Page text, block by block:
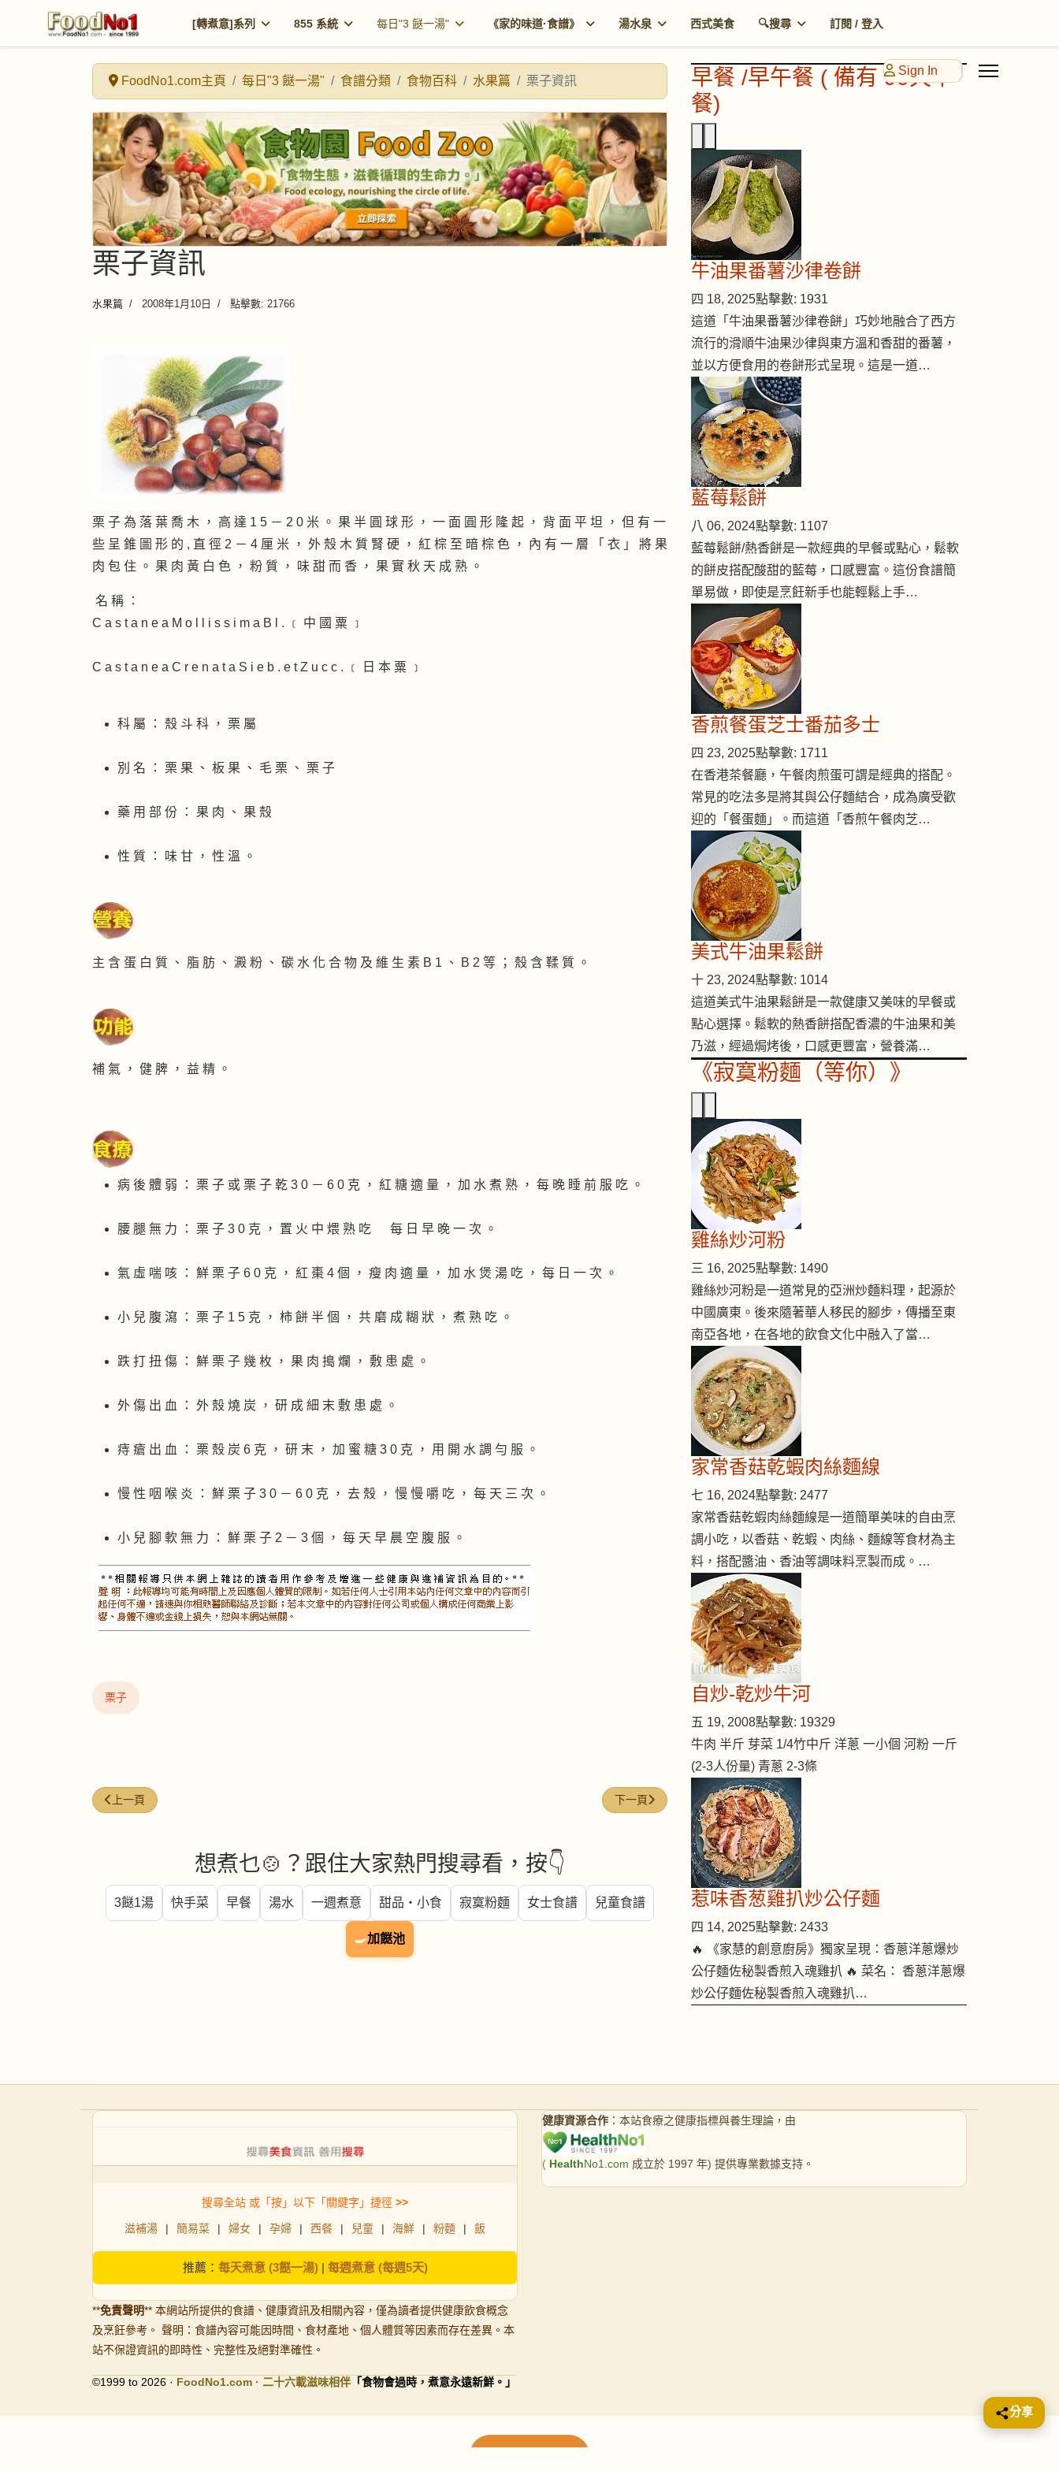
[轉煮意]系列 855 系統 每日"3 餸一湯" 《家的味道·食譜》 湯水泉 西式美食 🔍搜尋 訂閱 / 登入
Sign In
FoodNo1.com主頁 每日"3 餸一湯" 食譜分類 食物百科 水果篇 栗子資訊
栗子資訊
水果篇 2008年1月10日 點擊數: 21766
栗 子 為 落 葉 喬 木 ， 高 達 1 5 － 2 0 米 。 果 半 圓 球 形 ， 一 面 圓 形 隆 起 ， 背 面 平 坦 ， 但 有 一
些 呈 錐 圖 形 的 , 直 徑 2 － 4 厘 米 ， 外 殼 木 質 腎 硬 ， 紅 棕 至 暗 棕 色 ， 內 有 一 層 「 衣 」 將 果
肉 包 住 。 果 肉 黃 白 色 ， 粉 質 ， 味 甜 而 香 ， 果 實 秋 天 成 熟 。
名 稱 ：
C a s t a n e a M o l l i s s i m a B l . ﹝ 中 國 粟 ﹞
C a s t a n e a C r e n a t a S i e b . e t Z u c c . ﹝ 日 本 粟 ﹞
科 屬 ： 殼 斗 科 ， 栗 屬
別 名 ： 栗 果 、 板 果 、 毛 栗 、 栗 子
藥 用 部 份 ： 果 肉 、 果 殼
性 質 ： 味 甘 ， 性 溫 。
主 含 蛋 白 質 、 脂 肪 、 澱 粉 、 碳 水 化 合 物 及 維 生 素 B 1 、 B 2 等 ； 殼 含 鞣 質 。
補 氣 ， 健 脾 ， 益 精 。
病 後 體 弱 ： 栗 子 或 栗 子 乾 3 0 － 6 0 克 ， 紅 糖 適 量 ， 加 水 煮 熟 ， 每 晚 睡 前 服 吃 。
腰 腿 無 力 ： 栗 子 3 0 克 ， 置 火 中 煨 熟 吃 每 日 早 晚 一 次 。
氣 虛 喘 咳 ： 鮮 栗 子 6 0 克 ， 紅 棗 4 個 ， 瘦 肉 適 量 ， 加 水 煲 湯 吃 ， 每 日 一 次 。
小 兒 腹 瀉 ： 栗 子 1 5 克 ， 柿 餅 半 個 ， 共 磨 成 糊 狀 ， 煮 熟 吃 。
跌 打 扭 傷 ： 鮮 栗 子 幾 枚 ， 果 肉 搗 爛 ， 敷 患 處 。
外 傷 出 血 ： 外 殼 燒 炭 ， 研 成 細 末 敷 患 處 。
痔 瘡 出 血 ： 栗 殼 炭 6 克 ， 研 末 ， 加 蜜 糖 3 0 克 ， 用 開 水 調 勻 服 。
慢 性 咽 喉 炎 ： 鮮 栗 子 3 0 － 6 0 克 ， 去 殼 ， 慢 慢 嚼 吃 ， 每 天 三 次 。
小 兒 腳 軟 無 力 ： 鮮 栗 子 2 － 3 個 ， 每 天 早 晨 空 腹 服 。
栗子
上一篇文章: 鮮橙資訊
上一頁 下一篇文章: 蘋果資訊
下一頁
想煮乜🍲？跟住大家熱門搜尋看，按👇
3餸1湯 快手菜 早餐 湯水 一週煮意 甜品・小食 寂寞粉麵 女士食譜 兒童食譜
🍳加餸池
早餐 /早午餐 ( 備有 90天早
餐)
牛油果番薯沙律卷餅
四 18, 2025點擊數: 1931
這道「牛油果番薯沙律卷餅」巧妙地融合了西方
流行的滑順牛油果沙律與東方溫和香甜的番薯，
並以方便食用的卷餅形式呈現。這是一道…
藍莓鬆餅
八 06, 2024點擊數: 1107
藍莓鬆餅/熱香餅是一款經典的早餐或點心，鬆軟
的餅皮搭配酸甜的藍莓，口感豐富。這份食譜簡
單易做，即使是烹飪新手也能輕鬆上手…
香煎餐蛋芝士番茄多士
四 23, 2025點擊數: 1711
在香港茶餐廳，午餐肉煎蛋可謂是經典的搭配。
常見的吃法多是將其與公仔麵結合，成為廣受歡
迎的「餐蛋麵」。而這道「香煎午餐肉芝…
美式牛油果鬆餅
十 23, 2024點擊數: 1014
這道美式牛油果鬆餅是一款健康又美味的早餐或
點心選擇。鬆軟的熱香餅搭配香濃的牛油果和美
乃滋，經過焗烤後，口感更豐富，營養滿…
《寂寞粉麵（等你）》
雞絲炒河粉
三 16, 2025點擊數: 1490
雞絲炒河粉是一道常見的亞洲炒麵料理，起源於
中國廣東。後來隨著華人移民的腳步，傳播至東
南亞各地，在各地的飲食文化中融入了當…
家常香菇乾蝦肉絲麵線
七 16, 2024點擊數: 2477
家常香菇乾蝦肉絲麵線是一道簡單美味的自由烹
調小吃，以香菇、乾蝦、肉絲、麵線等食材為主
料，搭配醬油、香油等調味料烹製而成。…
自炒-乾炒牛河
五 19, 2008點擊數: 19329
牛肉 半斤 芽菜 1/4竹中斤 洋蔥 一小個 河粉 一斤
(2-3人份量) 青蔥 2-3條
惹味香葱雞扒炒公仔麵
四 14, 2025點擊數: 2433
🔥 《家慧的創意廚房》獨家呈現：香蔥洋蔥爆炒
公仔麵佐秘製香煎入魂雞扒 🔥 菜名： 香蔥洋蔥爆
炒公仔麵佐秘製香煎入魂雞扒…
搜尋全站 或「按」以下「關鍵字」捷徑 >>
滋補湯 | 簡易菜 | 婦女 | 孕婦 | 西餐 | 兒童 | 海鮮 | 粉麵 | 飯
推薦： 每天煮意 (3餸一湯)| 每週煮意 (每週5天)
**免責聲明** 本網站所提供的食譜、健康資訊及相關內容，僅為讀者提供健康飲食概念
及烹飪參考。 聲明：食譜內容可能因時間、食材產地、個人體質等因素而存在差異。本
站不保證資訊的即時性、完整性及絕對準確性。
©1999 to 2026 · FoodNo1.com · 二十六載滋味相伴 「食物會過時，煮意永遠新鮮。」
健康資源合作 ：本站食療之健康指標與養生理論，由
( HealthNo1.com 成立於 1997 年) 提供專業數據支持。
分享